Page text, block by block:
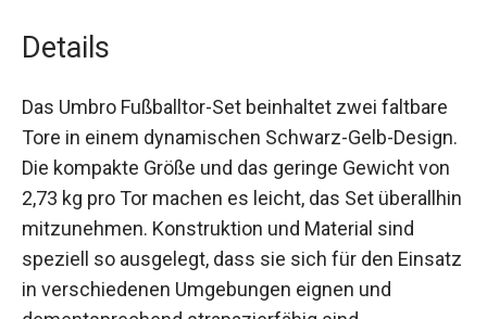
Details
Das Umbro Fußballtor-Set beinhaltet zwei faltbare
Tore in einem dynamischen Schwarz-Gelb-
Design. Die kompakte Größe und das geringe
Gewicht von 2,73 kg pro Tor machen es leicht,
das Set überallhin mitzunehmen. Konstruktion
und Material sind speziell so ausgelegt, dass sie
sich für den Einsatz in verschiedenen